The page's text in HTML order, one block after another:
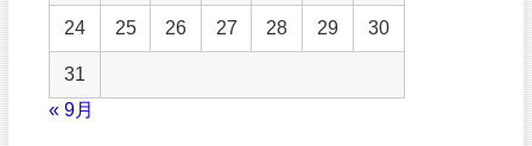
24 25 26 27 28 29 30
31
« 9月